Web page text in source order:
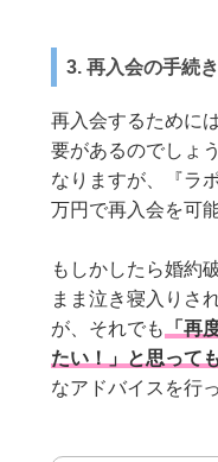
3. 再入会の手続
再入会するために
要があるのでしょ
なりますが、『ラ
万円で再入会を可
もしかしたら婚約
まま泣き寝入りさ
が、それでも
「再
たい！」と思って
なアドバイスを行